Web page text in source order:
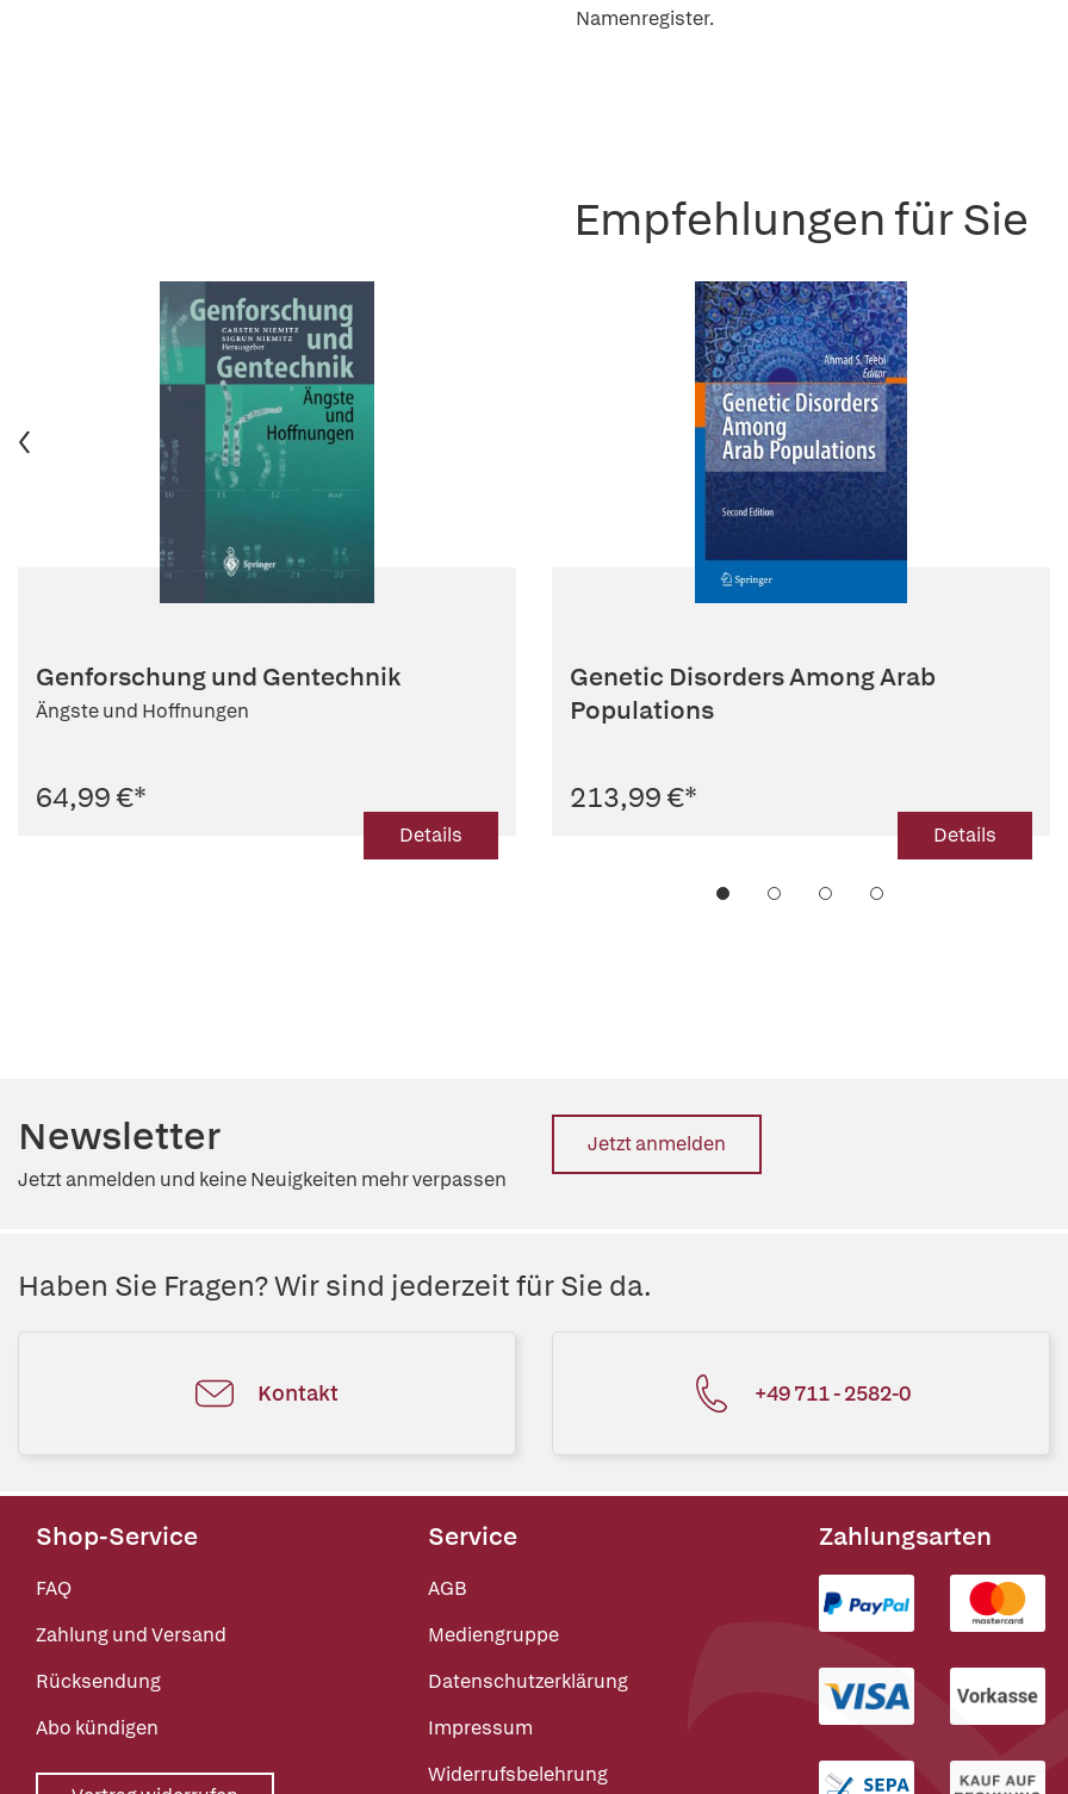
Namenregister.
Empfehlungen für Sie
Genforschung und Gentechnik
Ängste und Hoffnungen
64,99 €*
Details
Genetic Disorders Among Arab
Populations
213,99 €*
Details
Newsletter
Jetzt anmelden und keine Neuigkeiten mehr verpassen
Jetzt anmelden
Haben Sie Fragen? Wir sind jederzeit für Sie da.
Kontakt +49 711 - 2582-0
Shop-Service
FAQ
Zahlung und Versand
Rücksendung
Abo kündigen
Service
AGB
Mediengruppe
Datenschutzerklärung
Impressum
Widerrufsbelehrung
Zahlungsarten